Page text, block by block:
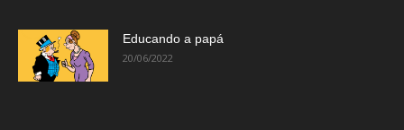
Educando a papá
20/06/2022